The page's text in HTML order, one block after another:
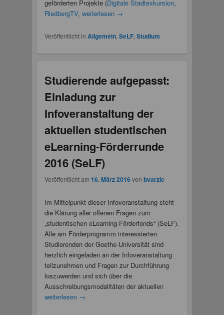
geförderten Projekte (Digitale Stadtexkursion,
RiedbergTV, weiterlesen →
Veröffentlicht in Allgemein,SeLF,Studium
Studierende aufgepasst:
Einladung zur
Infoveranstaltung der
aktuellen studentischen
eLearning-Förderrunde
2016 (SeLF)
Veröffentlicht am 16. März 2016 von bvarzic
Im Mittelpunkt dieser Infoveranstaltung steht
die Klärung aller offenen Fragen zum
„studentischen eLearning-Förderfonds“ (SeLF).
Alle am Förderprogramm interessierten
Studierenden der Goethe-Universität sind
herzlich eingeladen an der Infoveranstaltung
teilzunehmen und Fragen zur Durchführung
loszuwerden und sich über die
Ausschreibungsmodalitäten der aktuellen
weiterlesen →